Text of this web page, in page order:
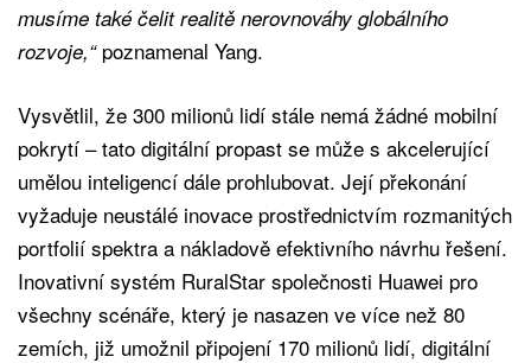
musíme také čelit realitě nerovnováhy globálního
rozvoje,“poznamenal Yang.
Vysvětlil, že 300 milionů lidí stále nemá žádné mobilní
pokrytí – tato digitální propast se může s akcelerující
umělou inteligencí dále prohlubovat. Její překonání
vyžaduje neustálé inovace prostřednictvím rozmanitých
portfolií spektra a nákladově efektivního návrhu řešení.
Inovativní systém RuralStar společnosti Huawei pro
všechny scénáře, který je nasazen ve více než 80
zemích, již umožnil připojení 170 milionů lidí, digitální